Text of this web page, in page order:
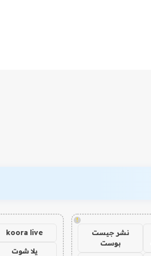
!
نشر جيست
بوست
koora live
يلا شوت